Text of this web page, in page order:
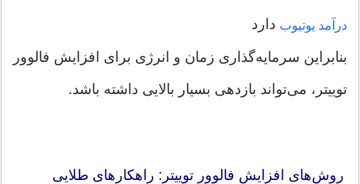
درآمد یوتیوب دارد
بنابراین سرمایه‌گذاری زمان و انرژی برای افزایش فالوور
توییتر، می‌تواند بازدهی بسیار بالایی داشته باشد.
روش‌های افزایش فالوور توییتر: راهکارهای طلایی